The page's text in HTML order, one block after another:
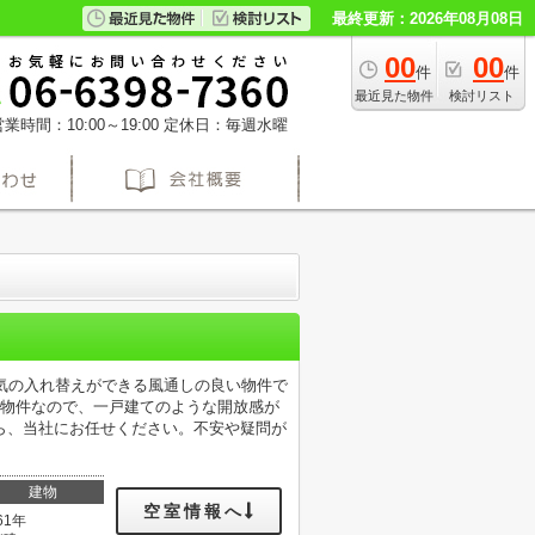
最終更新：2026年08月08日
00件
最近見た物件
00件
検討リスト
業時間：10:00～19:00 定休日：毎週水曜
入れ替えができる風通しの良い物件で
件なので、一戸建てのような開放感が
当社にお任せください。不安や疑問が
建物
年
空室情報へ